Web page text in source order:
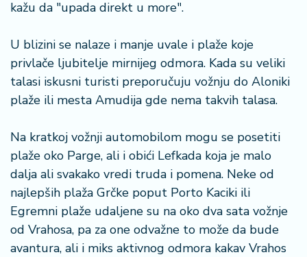
kažu da "upada direkt u more".
U blizini se nalaze i manje uvale i plaže koje
privlače ljubitelje mirnijeg odmora. Kada su veliki
talasi iskusni turisti preporučuju vožnju do Aloniki
plaže ili mesta Amudija gde nema takvih talasa.
Na kratkoj vožnji automobilom mogu se posetiti
plaže oko Parge, ali i obići Lefkada koja je malo
dalja ali svakako vredi truda i pomena. Neke od
najlepših plaža Grčke poput Porto Kaciki ili
Egremni plaže udaljene su na oko dva sata vožnje
od Vrahosa, pa za one odvažne to može da bude
avantura, ali i miks aktivnog odmora kakav Vrahos